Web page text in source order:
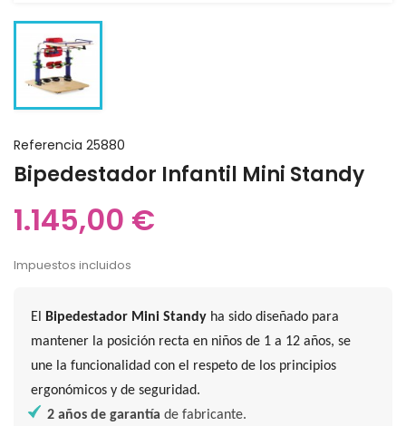
Referencia 25880
Bipedestador Infantil Mini Standy
1.145,00 €
Impuestos incluidos
El Bipedestador Mini Standy ha sido diseñado para
mantener la posición recta en niños de 1 a 12 años, se
une la funcionalidad con el respeto de los principios
ergonómicos y de seguridad.
2 años de garantía de fabricante.